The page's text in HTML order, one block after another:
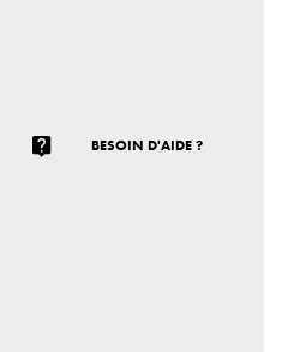
BESOIN D'AIDE ?